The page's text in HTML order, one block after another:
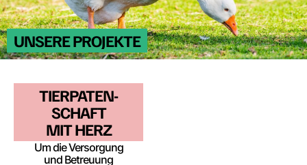
UNSERE PROJEKTE
TIERPATEN­
SCHAFT
MIT HERZ
Um die Versorgung
und Betreuung